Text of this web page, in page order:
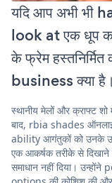
यदि आप अभी भी
look at एक धूप
के फ्रेम
business क्या है।
स्थानीय मेलों और क्राफ्ट
बाद, rbia shades
ability आगंतुकों को उनके
एक आकर्षक तरीके से
समाधान नहीं दिया।